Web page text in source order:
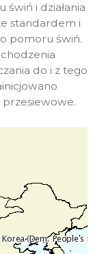
i działania
standardem i
pomoru świń.
do i z tego